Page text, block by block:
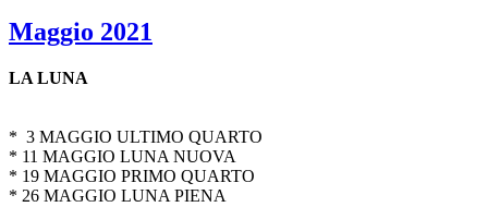
Maggio 2021
LA LUNA
* 3 MAGGIO ULTIMO QUARTO
* 11 MAGGIO LUNA NUOVA
* 19 MAGGIO PRIMO QUARTO
* 26 MAGGIO LUNA PIENA